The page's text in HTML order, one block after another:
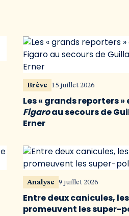
Brève 15 juillet 2026
Les « grands reporters »
Figaroau secours de
Erner
Analyse 9 juillet 2026
Entre deux canicules,
promeuvent les super-